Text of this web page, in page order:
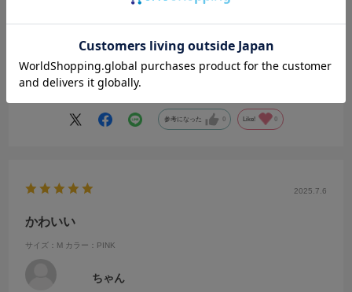
同じ型て丈が長めのものもあり迷いましたが、ロングスカートとのバ
ランスの良いショート丈の方を購入しました。
色もシンプルなので、この夏活躍しそうです。
続きを読む
参考になった 0 Like! 0
2025.7.6
かわいい
サイズ：M カラー：PINK
ちゃん